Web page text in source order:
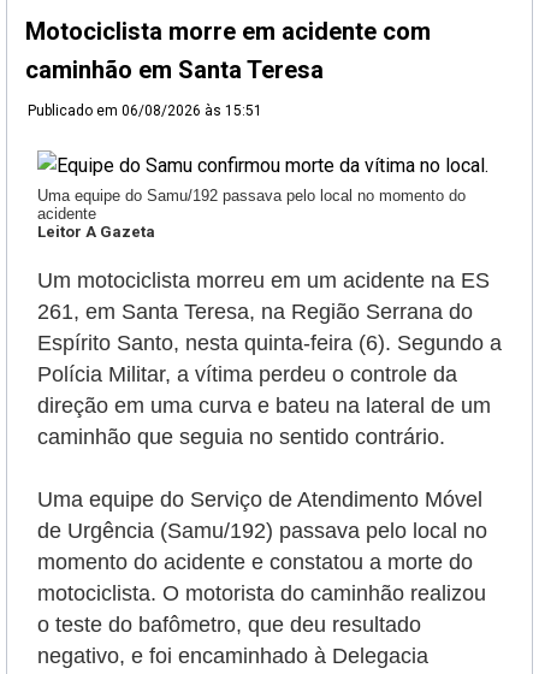
Motociclista morre em acidente com
caminhão em Santa Teresa
Publicado em 06/08/2026 às 15:51
Uma equipe do Samu/192 passava pelo local no momento do
acidente
Leitor A Gazeta
Um motociclista morreu em um acidente na ES
261, em Santa Teresa, na Região Serrana do
Espírito Santo, nesta quinta-feira (6). Segundo a
Polícia Militar, a vítima perdeu o controle da
direção em uma curva e bateu na lateral de um
caminhão que seguia no sentido contrário.
Uma equipe do Serviço de Atendimento Móvel
de Urgência (Samu/192) passava pelo local no
momento do acidente e constatou a morte do
motociclista. O motorista do caminhão realizou
o teste do bafômetro, que deu resultado
negativo, e foi encaminhado à Delegacia